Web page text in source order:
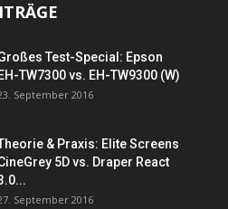
Test-Special: Epson
EH-TW7300 vs. EH-TW9300 (W)
September 2016
& Praxis: Elite Screens
5D vs. Draper React
September 2016